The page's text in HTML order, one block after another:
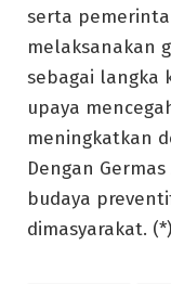
serta
melaksanakan
sebagai langka
upaya
meningkatkan
Dengan
budaya
dimasyarakat. (*)